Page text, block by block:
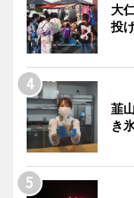
大
投
韮
き